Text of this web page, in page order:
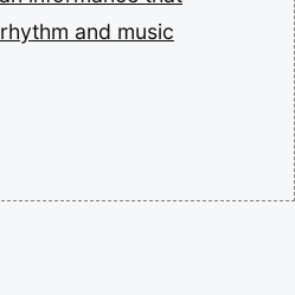
rhythm and music